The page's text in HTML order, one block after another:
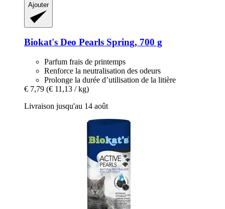
Ajouter
Biokat's Deo Pearls Spring, 700 g
Parfum frais de printemps
Renforce la neutralisation des odeurs
Prolonge la durée d’utilisation de la litière
€ 7,79 (€ 11,13 / kg)
Livraison jusqu'au 14 août